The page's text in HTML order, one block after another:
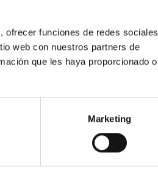
ofrecer funciones de redes sociales
web con nuestros partners de
que les haya proporcionado o
Marketing